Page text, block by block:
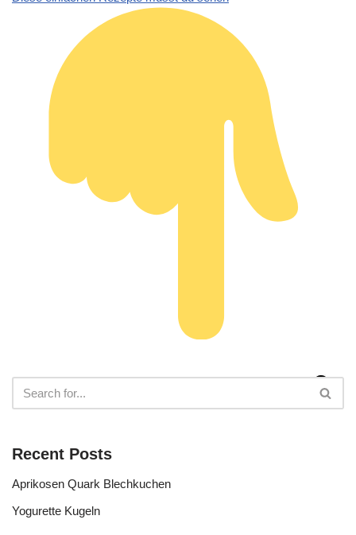
Recent Posts
Aprikosen Quark Blechkuchen
Yogurette Kugeln